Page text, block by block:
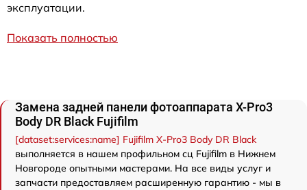
эксплуатации.
Показать полностью
Замена задней панели фотоаппарата X-Pro3
Body DR Black Fujifilm
[dataset:services:name] Fujifilm X-Pro3 Body DR Black
выполняется в нашем профильном сц Fujifilm в Нижнем
Новгороде опытными мастерами. На все виды услуг и
запчасти предоставляем расширенную гарантию - мы в